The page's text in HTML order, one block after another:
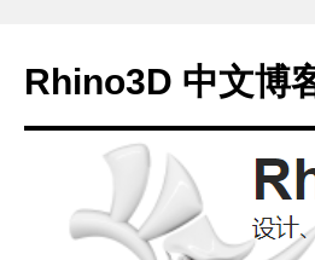
Rhino3D 中文博